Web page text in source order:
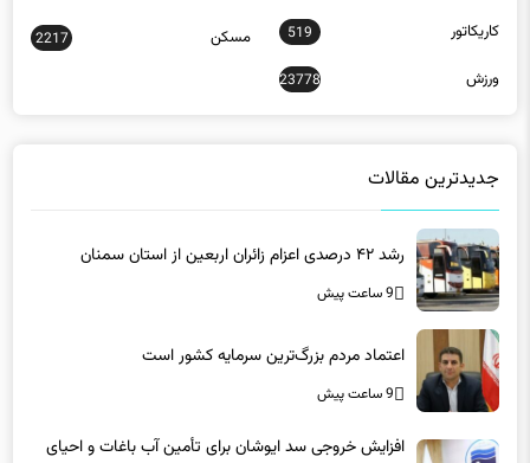
کاریکاتور 519 مسکن 2217
ورزش 23778
جدیدترین مقالات
رشد ۴۲ درصدی اعزام زائران اربعین از استان سمنان
9 ساعت پیش
اعتماد مردم بزرگ‌ترین سرمایه کشور است
9 ساعت پیش
افزایش خروجی سد ایوشان برای تأمین آب باغات و احیای